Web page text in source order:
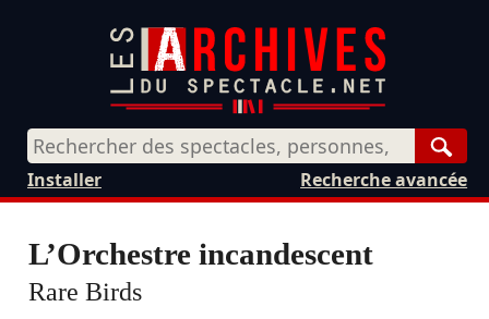
Recherche avancée
Installer
L’Orchestre incandescent
Rare Birds